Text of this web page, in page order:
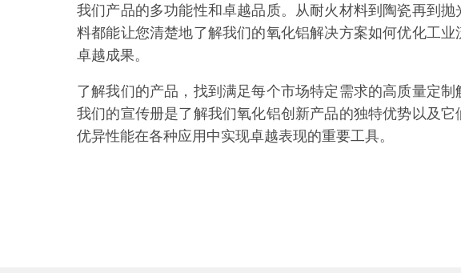
我们产品的多功能性和卓越品质。从耐火材料到陶瓷再到抛
料都能让您清楚地了解我们的氧化铝解决方案如何优化工业
卓越成果。
了解我们的产品，找到满足每个市场特定需求的高质量定制
我们的宣传册是了解我们氧化铝创新产品的独特优势以及它
优异性能在各种应用中实现卓越表现的重要工具。